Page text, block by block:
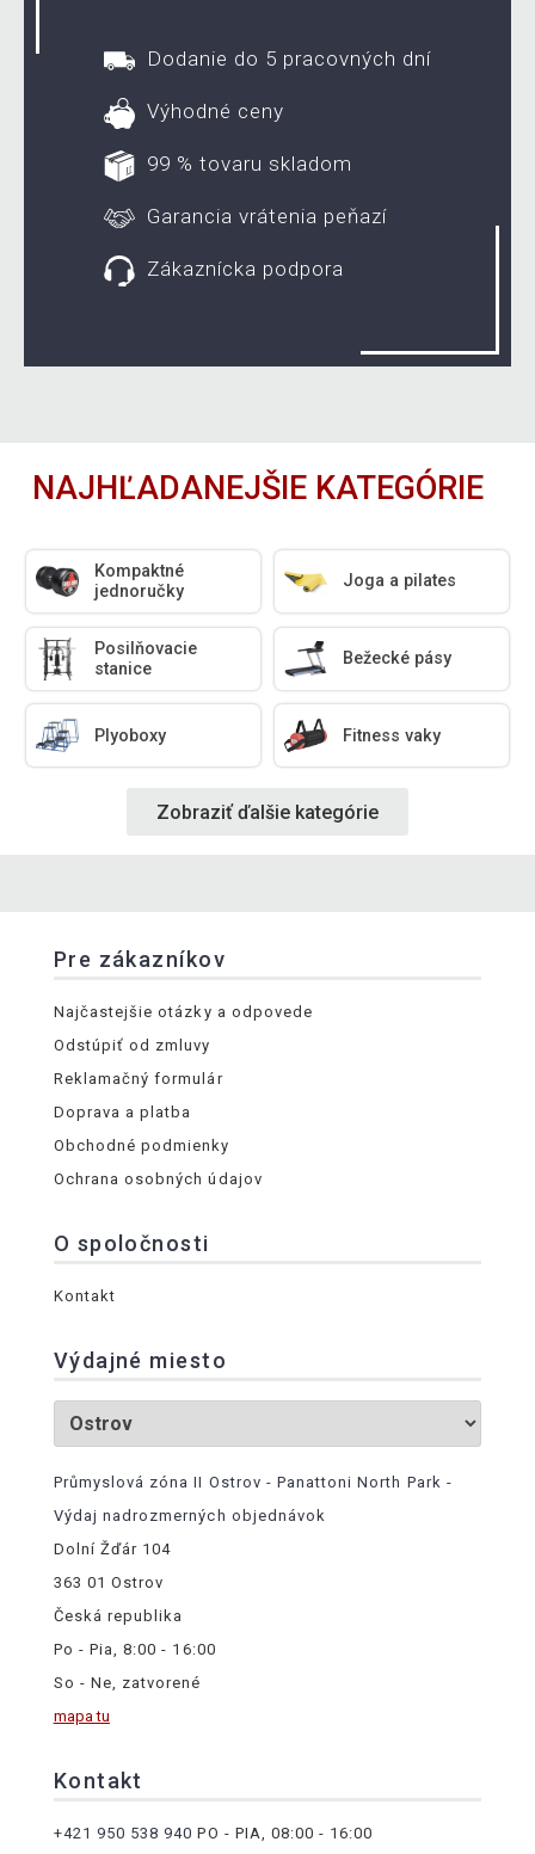
Dodanie do 5 pracovných dní
Výhodné ceny
99 % tovaru skladom
Garancia vrátenia peňazí
Zákaznícka podpora
NAJHĽADANEJŠIE KATEGÓRIE
Kompaktné
jednoručky
Joga a pilates
Posilňovacie
stanice
Bežecké pásy
Plyoboxy Fitness vaky
Zobraziť ďalšie kategórie
Pre zákazníkov
Najčastejšie otázky a odpovede
Odstúpiť od zmluvy
Reklamačný formulár
Doprava a platba
Obchodné podmienky
Ochrana osobných údajov
O spoločnosti
Kontakt
Výdajné miesto
Průmyslová zóna II Ostrov - Panattoni North Park -
Výdaj nadrozmerných objednávok
Dolní Žďár 104
363 01 Ostrov
Česká republika
Po - Pia, 8:00 - 16:00
So - Ne, zatvorené
mapa tu
Kontakt
+421 950 538 940 PO - PIA, 08:00 - 16:00